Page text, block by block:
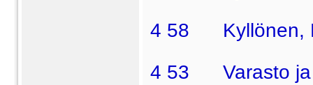
4 58  Kyllönen,
4 53  Varasto ja